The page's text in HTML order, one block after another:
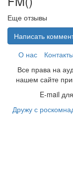
Еще отзывы
Написать
О нас
Контакты
Все права на
нашем сайте
E-mail
Дружу с